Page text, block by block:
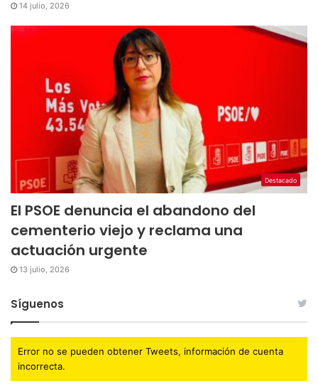
14 julio, 2026
Destacado
El PSOE denuncia el abandono del
cementerio viejo y reclama una
actuación urgente
13 julio, 2026
Síguenos
Error no se pueden obtener Tweets, información de cuenta
incorrecta.